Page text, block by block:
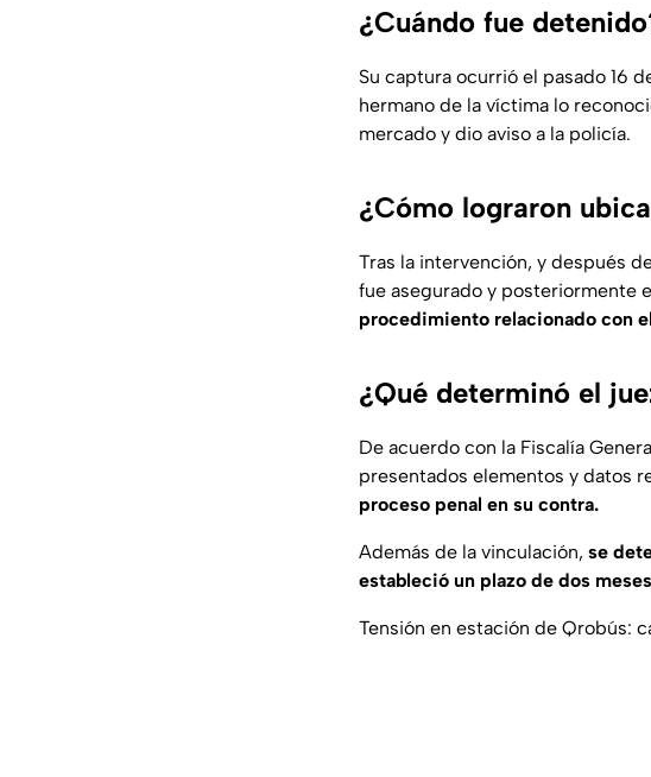
¿Cuándo fue
Su captura ocurrió el pasado 16
hermano de la víctima lo
mercado y dio aviso a la policía.
¿Cómo lograron
Tras la intervención, y después
fue asegurado y posteriormente
procedimiento relacionado con
¿Qué determinó el
De acuerdo con la Fiscalía
presentados elementos y datos
proceso penal en su contra.
Además de la vinculación, se
estableció un plazo de dos
Tensión en estación de Qrobús: